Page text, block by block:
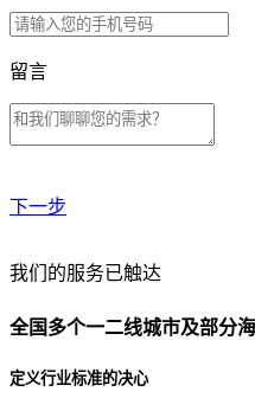
留言
下一步
贵公司预算范围是？
贵公司的团队规模是？
我们的服务已触达
全国多个一二线城市及部分
定义行业标准的决心